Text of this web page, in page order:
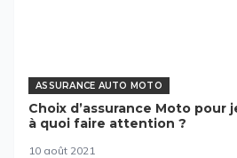
ASSURANCE AUTO MOTO
Choix d’assurance Moto
à quoi faire attention ?
10 août 2021